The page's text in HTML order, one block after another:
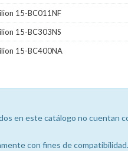
15-BC011NF
15-BC303NS
15-BC400NA
en este catálogo no cuentan
con fines de compatibilidad.